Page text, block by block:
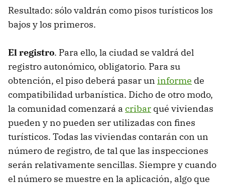
Resultado: sólo valdrán como pisos turísticos los
bajos y los primeros.
El registro. Para ello, la ciudad se valdrá del
registro autonómico, obligatorio. Para su
obtención, el piso deberá pasar un informe de
compatibilidad urbanística. Dicho de otro modo,
la comunidad comenzará a cribar qué viviendas
pueden y no pueden ser utilizadas con fines
turísticos. Todas las viviendas contarán con un
número de registro, de tal que las inspecciones
serán relativamente sencillas. Siempre y cuando
el número se muestre en la aplicación, algo que